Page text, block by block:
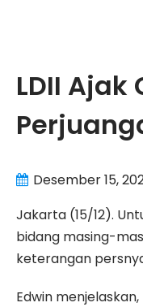
LDII
Desember 15,
Jakarta (15/12).
bidang masing-
keterangan
Edwin